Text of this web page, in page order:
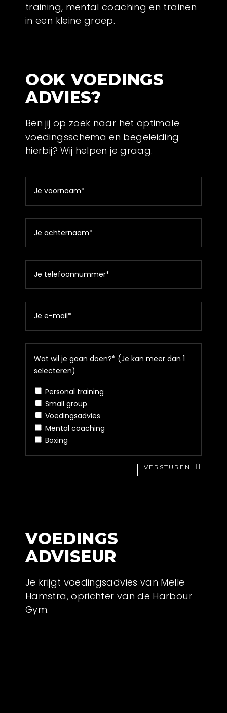
training, mental coaching en trainen
in een kleine groep.
OOK VOEDINGS
ADVIES?
Ben jij op zoek naar het optimale
voedingsschema en begeleiding
hierbij? Wij helpen je graag.
Wat wil je gaan doen?* (Je kan meer dan 1
selecteren)
Personal training
Small group
Voedingsadvies
Mental coaching
Boxing
VERSTUREN
VOEDINGS
ADVISEUR
Je krijgt voedingsadvies van Melle
Hamstra, oprichter van de Harbour
Gym.